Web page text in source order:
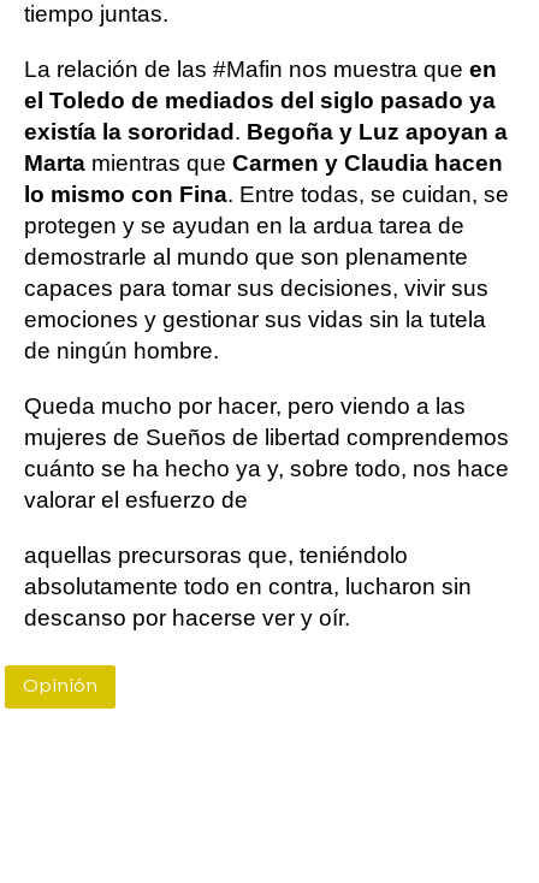
tiempo juntas.
La relación de las #Mafin nos muestra que en
el Toledo de mediados del siglo pasado ya
existía la sororidad . Begoña y Luz apoyan a
Marta mientras que Carmen y Claudia hacen
lo mismo con Fina. Entre todas, se cuidan, se
protegen y se ayudan en la ardua tarea de
demostrarle al mundo que son plenamente
capaces para tomar sus decisiones, vivir sus
emociones y gestionar sus vidas sin la tutela
de ningún hombre.
Queda mucho por hacer, pero viendo a las
mujeres de Sueños de libertad comprendemos
cuánto se ha hecho ya y, sobre todo, nos hace
valorar el esfuerzo de
aquellas precursoras que, teniéndolo
absolutamente todo en contra, lucharon sin
descanso por hacerse ver y oír.
Opinión